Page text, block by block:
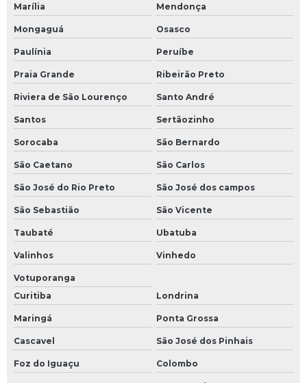
Marília Mendonça
Mongaguá Osasco
Paulínia Peruíbe
Praia Grande Ribeirão Preto
Riviera de São Lourenço Santo André
Santos Sertãozinho
Sorocaba São Bernardo
São Caetano São Carlos
São José do Rio Preto São José dos campos
São Sebastião São Vicente
Taubaté Ubatuba
Valinhos Vinhedo
Votuporanga
Curitiba
Londrina
Maringá Ponta Grossa
Cascavel São José dos Pinhais
Foz do Iguaçu Colombo